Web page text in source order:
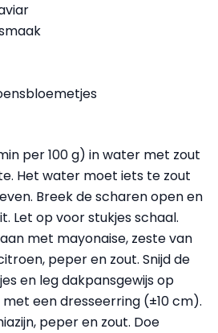
per 100 g) in water met zout
Het water moet iets te zout
Breek de scharen open en
Let op voor stukjes schaal.
met mayonaise, zeste van
peper en zout. Snijd de
en leg dakpansgewijs op
met een dresseerring (±10 cm).
peper en zout. Doe